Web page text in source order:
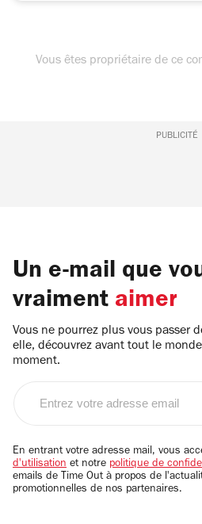
Vous êtes propriétaire de ce
PUBLICITÉ
Un e-mail que
vraiment aimer
Vous ne pourrez plus vous passer
elle, découvrez avant tout le
moment.
email
En entrant votre adresse mail, vous
d'utilisation et notre politique de
emails de Time Out à propos de
promotionnelles de nos partenaires.